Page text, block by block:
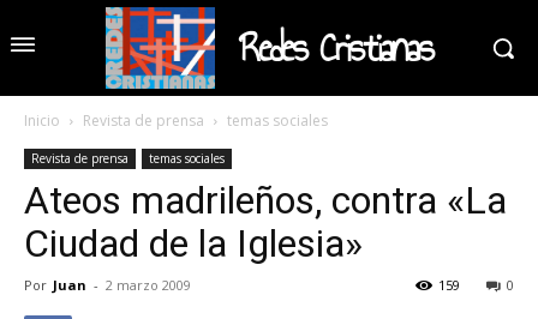
Redes Cristianas
Inicio Revista de prensa temas sociales
Revista de prensa temas sociales
Ateos madrileños, contra «La
Ciudad de la Iglesia»
Por Juan - 2 marzo 2009 0
159